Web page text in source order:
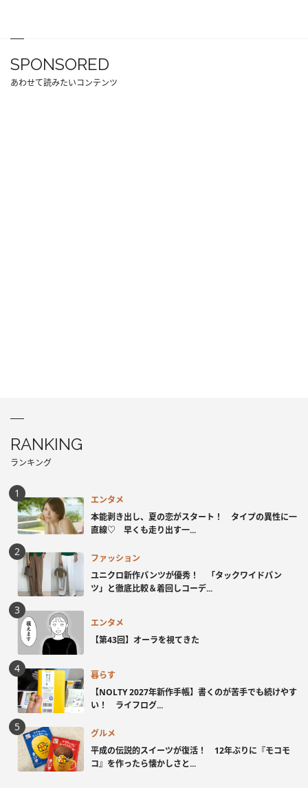
SPONSORED
あわせて読みたいコンテンツ
RANKING
ランキング
エンタメ
本能剥き出し、夏の恋がスタート！ タイプの異性に一
直線♡ 早くも走り出す一...
ファッション
ユニクロ新作パンツが優秀！ 「タックワイドパン
ツ」と徹底比較＆着回しコーデ...
エンタメ
【第43回】オーラを視てきた
暮らす
【NOLTY 2027年新作手帳】書くのが苦手でも続けやす
い！ ライフログ...
グルメ
平成の伝説的スイーツが復活！ 12年ぶりに『モコモ
コ』を作ったら懐かしさと...